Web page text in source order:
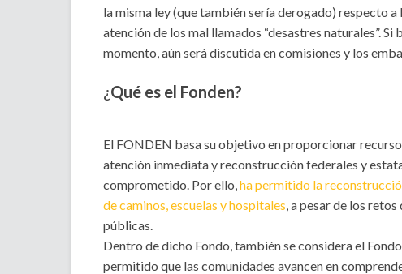
la misma ley (que también sería derogado) respecto
atención de los mal llamados “desastres naturales”.
momento, aún será discutida en comisiones y los
¿Qué es el Fonden?
El FONDEN basa su objetivo en proporcionar
atención inmediata y reconstrucción federales y
comprometido. Por ello,ha permitido la
de caminos, escuelas y hospitales, a pesar de los
públicas.
Dentro de dicho Fondo, también se considera el
permitido que las comunidades avancen en